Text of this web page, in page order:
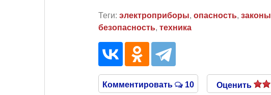
Теги: электроприборы, опасность, законы
безопасность, техника
Комментировать 10 Оценить